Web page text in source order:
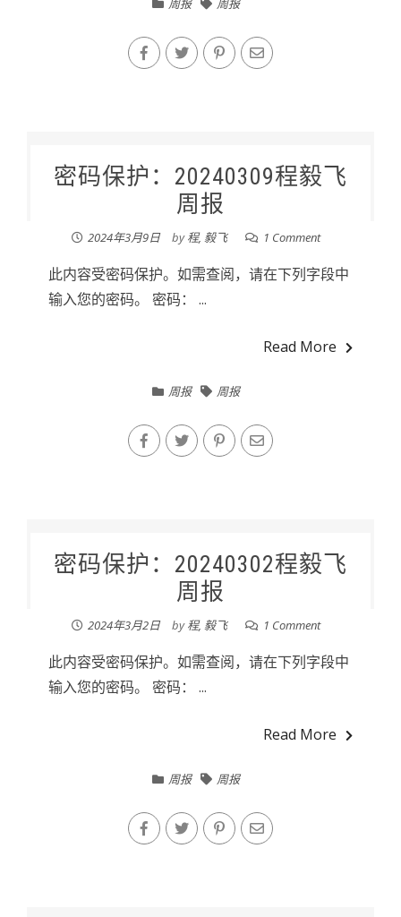
周报 周报
密码保护：20240309程毅飞
周报
2024年3月9日 by程, 毅飞 1 Comment
此内容受密码保护。如需查阅，请在下列字段中
输入您的密码。 密码： ...
Read More
周报 周报
密码保护：20240302程毅飞
周报
2024年3月2日 by程, 毅飞 1 Comment
此内容受密码保护。如需查阅，请在下列字段中
输入您的密码。 密码： ...
Read More
周报 周报